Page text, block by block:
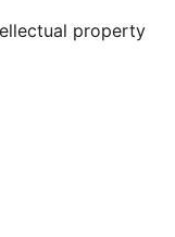
property